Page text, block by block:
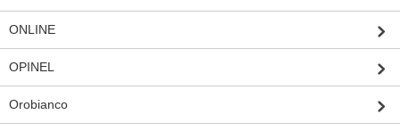
ONLINE
OPINEL
Orobianco